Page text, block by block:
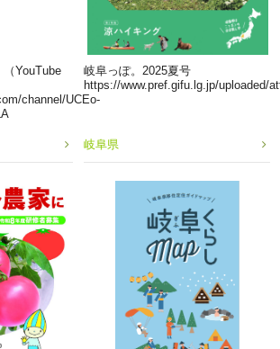
YouTube
channel/UCEo-
岐阜っぽ。2025夏号
https://www.pref.gifu.lg.jp/uploaded/
岐阜県